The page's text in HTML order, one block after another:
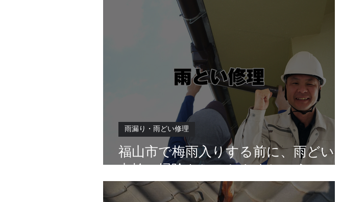
福山市で梅雨入りする前に、雨どいの
点検・掃除をしておきましょう！
雨漏り・雨どい修理